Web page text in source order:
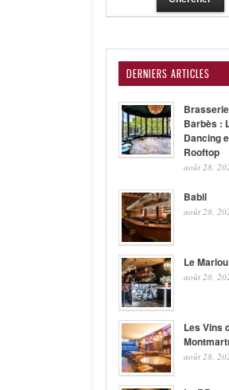
DERNIERS ARTICLES
Brasserie
Barbès :
Dancing
Rooftop
août 28,
Babil
août 28,
Le Marlou
août 28,
Les Vins
août 28,